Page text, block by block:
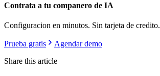
Contrata a tu companero de IA
Configuracion en minutos. Sin tarjeta de credito.
Prueba gratis
Agendar demo
Share this article